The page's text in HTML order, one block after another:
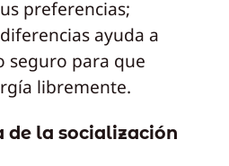
preferencias;
ayuda a
seguro para que
libremente.
de la socialización